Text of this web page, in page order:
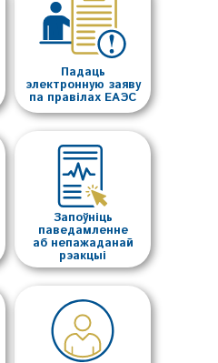
Падаць
электронную заяву
па правілах ЕАЭС
Запоўніць
паведамленне
аб непажаданай
рэакцыі